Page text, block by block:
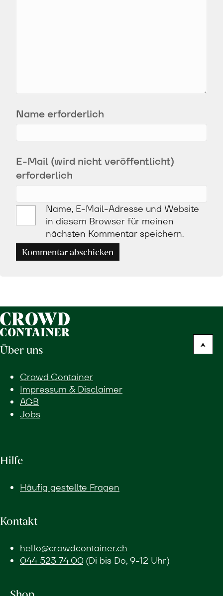
Name erforderlich
E-Mail (wird nicht veröffentlicht)
erforderlich
Name, E-Mail-Adresse und Website
in diesem Browser für meinen
nächsten Kommentar speichern.
Kommentar abschicken
Über uns
Crowd Container
Impressum & Disclaimer
AGB
Jobs
Hilfe
Häufig gestellte Fragen
Kontakt
hello@crowdcontainer.ch
044 523 74 00(Di bis Do, 9-12 Uhr)